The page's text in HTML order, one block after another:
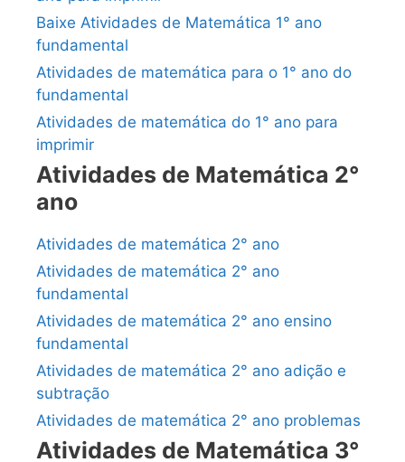
Baixe Atividades de Matemática 1° ano
fundamental
Atividades de matemática para o 1° ano do
fundamental
Atividades de matemática do 1° ano para
imprimir
Atividades de Matemática 2°
ano
Atividades de matemática 2° ano
Atividades de matemática 2° ano
fundamental
Atividades de matemática 2° ano ensino
fundamental
Atividades de matemática 2° ano adição e
subtração
Atividades de matemática 2° ano problemas
Atividades de Matemática 3°